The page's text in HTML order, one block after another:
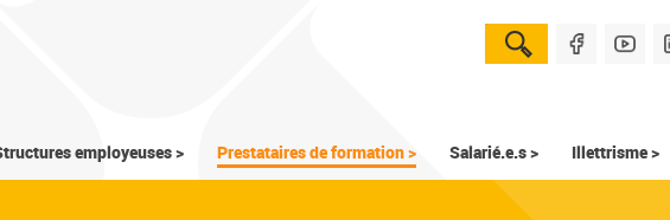
employeuses > Prestataires de formation > Salarié.e.s > Illettrisme >